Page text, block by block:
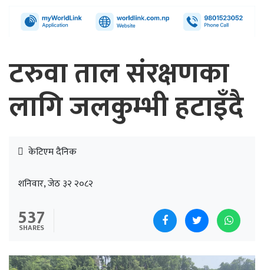
टरुवा ताल संरक्षणका
लागि जलकुम्भी हटाइँदै
केटिएम दैनिक
शनिवार, जेठ ३२ २०८२
537
SHARES